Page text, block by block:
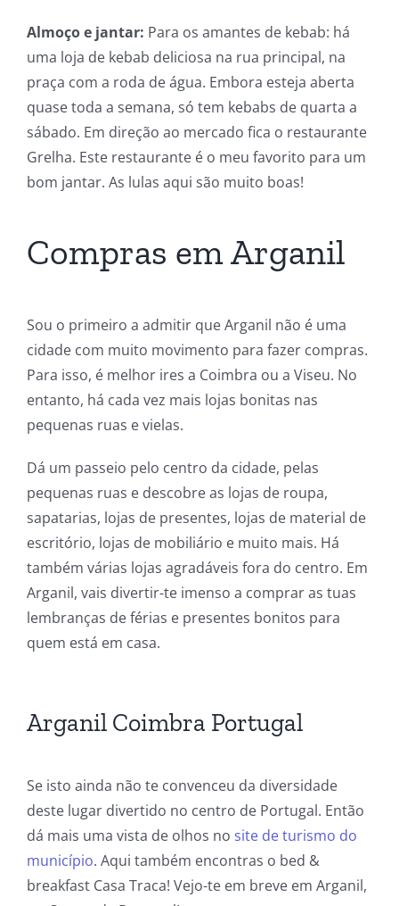
Almoço e jantar: Para os amantes de kebab: há
uma loja de kebab deliciosa na rua principal, na
praça com a roda de água. Embora esteja aberta
quase toda a semana, só tem kebabs de quarta a
sábado. Em direção ao mercado fica o restaurante
Grelha. Este restaurante é o meu favorito para um
bom jantar. As lulas aqui são muito boas!
Compras em Arganil
Sou o primeiro a admitir que Arganil não é uma
cidade com muito movimento para fazer compras.
Para isso, é melhor ires a Coimbra ou a Viseu. No
entanto, há cada vez mais lojas bonitas nas
pequenas ruas e vielas.
Dá um passeio pelo centro da cidade, pelas
pequenas ruas e descobre as lojas de roupa,
sapatarias, lojas de presentes, lojas de material de
escritório, lojas de mobiliário e muito mais. Há
também várias lojas agradáveis fora do centro. Em
Arganil, vais divertir-te imenso a comprar as tuas
lembranças de férias e presentes bonitos para
quem está em casa.
Arganil Coimbra Portugal
Se isto ainda não te convenceu da diversidade
deste lugar divertido no centro de Portugal. Então
dá mais uma vista de olhos no site de turismo do
município. Aqui também encontras o bed &
breakfast Casa Traca! Vejo-te em breve em Arganil,